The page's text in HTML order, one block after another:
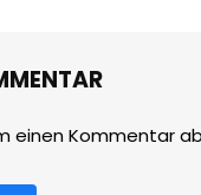
einen Kommentar